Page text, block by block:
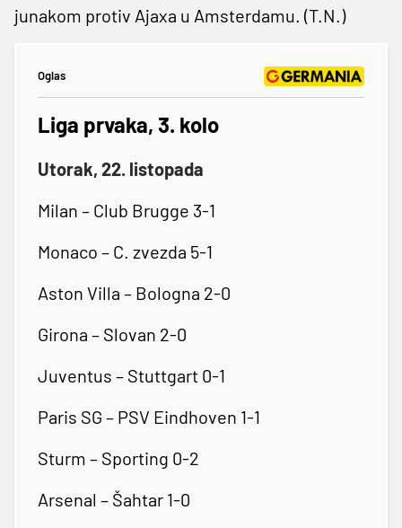
junakom protiv Ajaxa u Amsterdamu. (T.N.)
Oglas
Liga prvaka, 3. kolo
Utorak, 22. listopada
Milan – Club Brugge 3-1
Monaco – C. zvezda 5-1
Aston Villa – Bologna 2-0
Girona – Slovan 2-0
Juventus – Stuttgart 0-1
Paris SG – PSV Eindhoven 1-1
Sturm – Sporting 0-2
Arsenal – Šahtar 1-0